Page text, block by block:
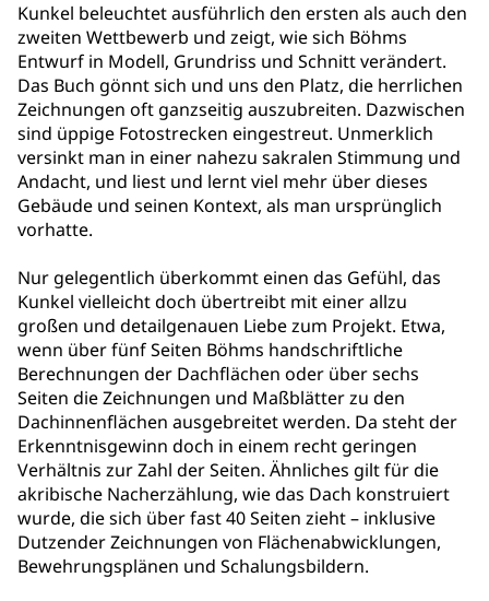
Kunkel beleuchtet ausführlich den ersten als auch den
zweiten Wettbewerb und zeigt, wie sich Böhms
Entwurf in Modell, Grundriss und Schnitt verändert.
Das Buch gönnt sich und uns den Platz, die herrlichen
Zeichnungen oft ganzseitig auszubreiten. Dazwischen
sind üppige Fotostrecken eingestreut. Unmerklich
versinkt man in einer nahezu sakralen Stimmung und
Andacht, und liest und lernt viel mehr über dieses
Gebäude und seinen Kontext, als man ursprünglich
vorhatte.
Nur gelegentlich überkommt einen das Gefühl, das
Kunkel vielleicht doch übertreibt mit einer allzu
großen und detailgenauen Liebe zum Projekt. Etwa,
wenn über fünf Seiten Böhms handschriftliche
Berechnungen der Dachflächen oder über sechs
Seiten die Zeichnungen und Maßblätter zu den
Dachinnenflächen ausgebreitet werden. Da steht der
Erkenntnisgewinn doch in einem recht geringen
Verhältnis zur Zahl der Seiten. Ähnliches gilt für die
akribische Nacherzählung, wie das Dach konstruiert
wurde, die sich über fast 40 Seiten zieht – inklusive
Dutzender Zeichnungen von Flächenabwicklungen,
Bewehrungsplänen und Schalungsbildern.